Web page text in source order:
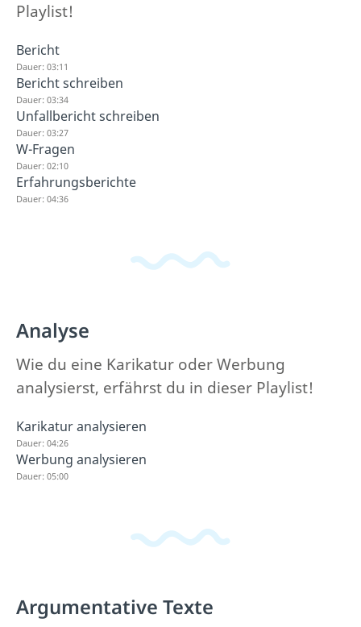
Playlist!
Bericht
Dauer: 03:11
Bericht schreiben
Dauer: 03:34
Unfallbericht schreiben
Dauer: 03:27
W-Fragen
Dauer: 02:10
Erfahrungsberichte
Dauer: 04:36
Analyse
Wie du eine Karikatur oder Werbung
analysierst, erfährst du in dieser Playlist!
Karikatur analysieren
Dauer: 04:26
Werbung analysieren
Dauer: 05:00
Argumentative Texte